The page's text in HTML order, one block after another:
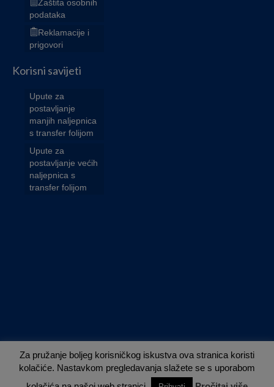
Zaštita osobnih
podataka
Reklamacije i
prigovori
Korisni savijeti
Upute za
postavljanje
manjih naljepnica
s transfer folijom
Upute za
postavljanje većih
naljepnica s
transfer folijom
Nuvola - established 2013.
Za pružanje boljeg korisničkog iskustva ova stranica koristi
kolačiće. Nastavkom pregledavanja slažete se s uporabom